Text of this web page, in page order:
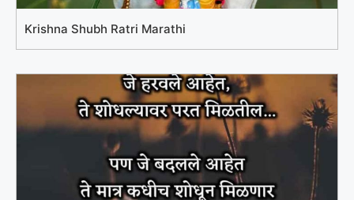
Krishna Shubh Ratri Marathi